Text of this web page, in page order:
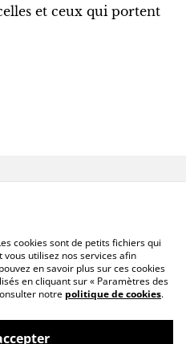
et ceux qui portent
France
cookies sont de petits fichiers qui
utilisez nos services afin
en savoir plus sur ces cookies
en cliquant sur « Paramètres des
notre politique de cookies.